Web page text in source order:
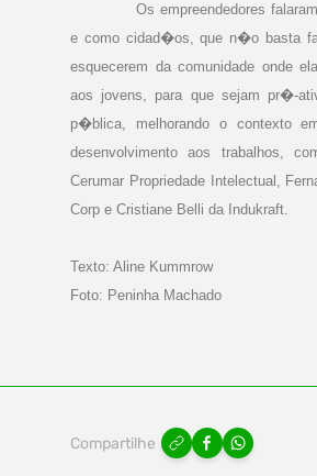
Os empreendedores
e como cidad�os, que n�o basta
esquecerem da comunidade onde
aos jovens, para que sejam pr�-
p�blica, melhorando o contexto
desenvolvimento aos trabalhos,
Cerumar Propriedade Intelectual,
Corp e Cristiane Belli da Indukraft.
Texto: Aline Kummrow
Foto: Peninha Machado
Compartilhe